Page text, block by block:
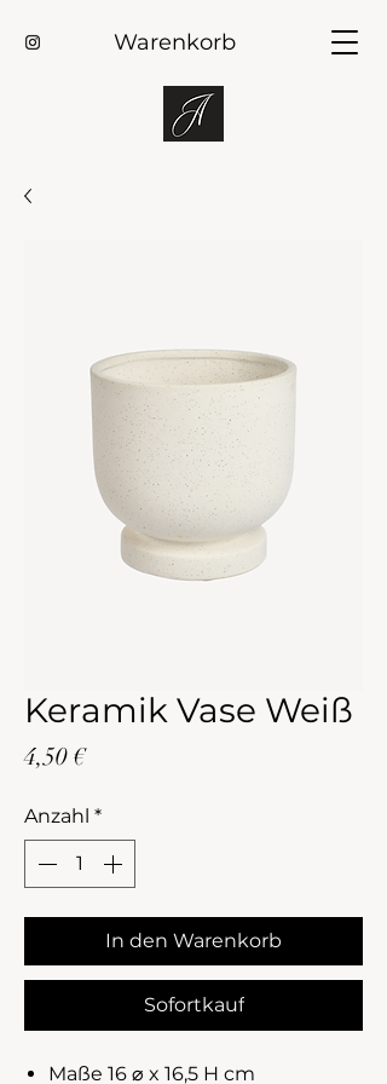
Warenkorb
Keramik Vase Weiß
4,50 €Preis
Anzahl *
In den Warenkorb
Sofortkauf
Maße 16 ⌀ x 16,5 H cm